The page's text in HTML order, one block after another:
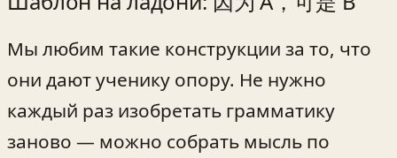
Мы любим такие конструкции за то, что
они дают ученику опору. Не нужно
каждый раз изобретать грамматику
заново — можно собрать мысль по